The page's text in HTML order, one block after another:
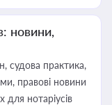
новини,
судова практика,
правові новини
нотаріусів